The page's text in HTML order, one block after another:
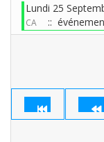
Lundi 25
CA ::